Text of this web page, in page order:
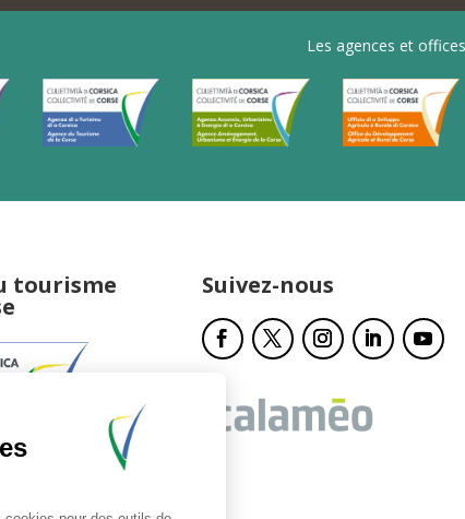
Les agences et
tourisme
01
Suivez-nous